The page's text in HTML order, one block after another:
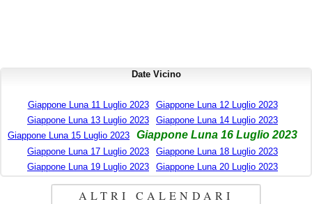
Date Vicino
Giappone Luna 11 Luglio 2023
Giappone Luna 12 Luglio 2023
Giappone Luna 13 Luglio 2023
Giappone Luna 14 Luglio 2023
Giappone Luna 15 Luglio 2023
Giappone Luna 16 Luglio 2023
Giappone Luna 17 Luglio 2023
Giappone Luna 18 Luglio 2023
Giappone Luna 19 Luglio 2023
Giappone Luna 20 Luglio 2023
ALTRI CALENDARI